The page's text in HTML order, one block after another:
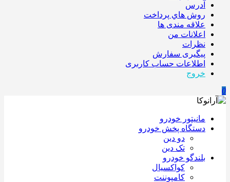
آدرس
روش هاي پرداخت
علاقه مندی ها
اعلانات من
نظرات
پیگیری سفارش
اطلاعات حساب كاربری
خروج
0
مانیتور خودرو
دستگاه پخش خودرو
دو دین
تک دین
بلندگو خودرو
کواکسیال
کامپوننت